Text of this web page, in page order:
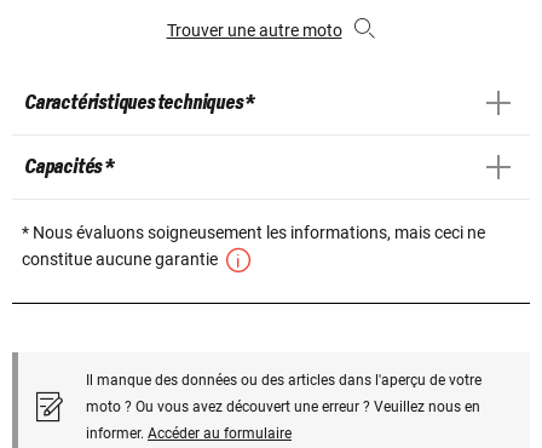
Trouver une autre moto
Caractéristiques techniques *
Capacités *
* Nous évaluons soigneusement les informations, mais ceci ne
constitue aucune garantie
Il manque des données ou des articles dans l'aperçu de votre
moto ? Ou vous avez découvert une erreur ? Veuillez nous en
informer. Accéder au formulaire